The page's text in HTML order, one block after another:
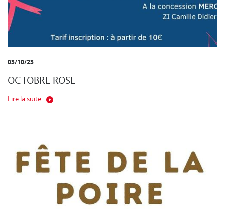
03/10/23
OCTOBRE ROSE
Lire la suite